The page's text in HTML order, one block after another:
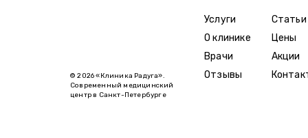
© 2026 «Клиника Радуга».
Современный медицинский
центр в Санкт-Петербурге
Услуги
О клинике
Врачи
Отзывы
Статьи
Цены
Акции